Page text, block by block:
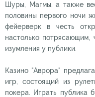
Шуры, Магмы, а также
половины первого ночи
фейерверк в честь
настолько потрясающим,
изумления у публики.
Казино "Аврора"
игр, состоящий из
покера. Играть публика